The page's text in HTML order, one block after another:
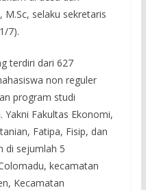
M.Sc, selaku sekretaris
7).
terdiri dari 627
non reguler
program studi
Yakni Fakultas Ekonomi,
Fatipa, Fisip, dan
di sejumlah 5
kecamatan
Kecamatan